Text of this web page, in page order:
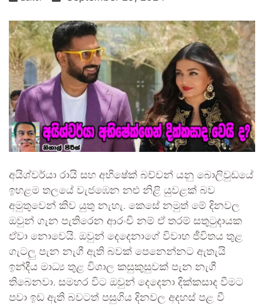
අයිශ්වර්යා රායි සහ අභිෂේක් බච්චන් යනු බොලිවුඩයේ
ඉහළම තලයේ වැජඹෙන නළු නිළි යුවළක් බව
අමුතුවෙන් කිව යුතු නැහැ. කෙසේ නමුත් මේ දිනවල
ඔවුන් ගැන පැතිරෙන ආරංචි නම් ඒ තරම් සතුටුදායක
ඒවා නොවෙයි. ඔවුන් දෙදෙනාගේ විවාහ ජීවිතය තුළ
ගැටලු පැන නැගී ඇති බවක් පෙනෙන්නට ඇතැයි
ඉන්දීය මාධ්‍ය තුළ විශාල කසුකුසුවක් පැන නැගී
තිබෙනවා. සමහර විට ඔවුන් දෙදෙනා දික්කසාද වීමට
පවා ඉඩ ඇති බවටත් පසුගිය දිනවල අදහස් පළ වී